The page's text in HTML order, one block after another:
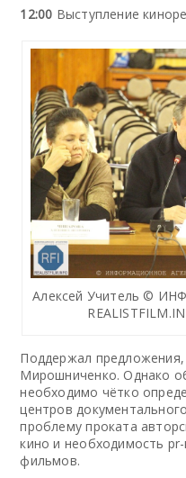
12:00 Выступление
Алексей Учитель ©
Поддержал
Мирошниченко. Однако
необходимо чётко
центров
проблему проката
кино и необходимость
фильмов.